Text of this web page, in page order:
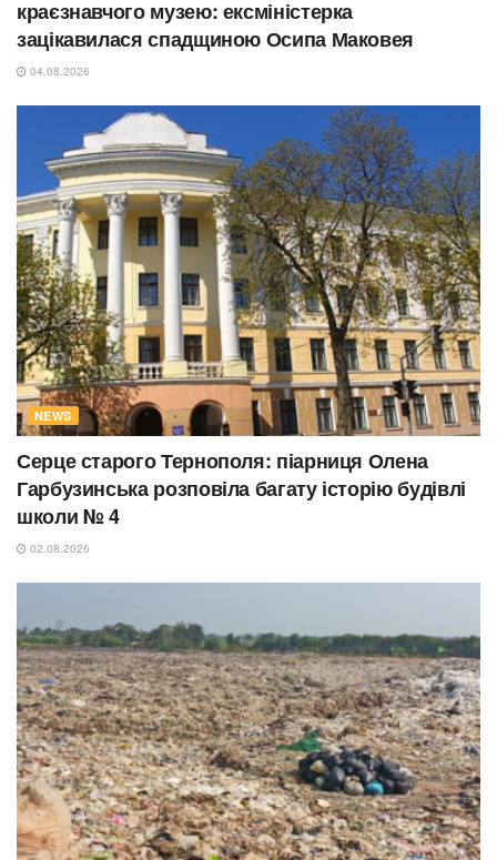
краєзнавчого музею: ексміністерка
зацікавилася спадщиною Осипа Маковея
04.08.2026
NEWS
Серце старого Тернополя: піарниця Олена
Гарбузинська розповіла багату історію будівлі
школи № 4
02.08.2026